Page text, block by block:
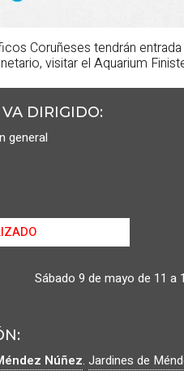
Coruñeses tendrán
visitar el Aquarium
DIRIGIDO:
general
Sábado 9 de mayo de 11 a
Núñez. Jardines de